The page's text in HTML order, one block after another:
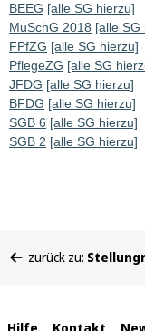
BEEG [alle SG hierzu]
MuSchG 2018 [alle SG
FPfZG [alle SG hierzu]
PflegeZG [alle SG
JFDG [alle SG hierzu]
BFDG [alle SG hierzu]
SGB 6 [alle SG hierzu]
SGB 2 [alle SG hierzu]
befinden
zurück zu: